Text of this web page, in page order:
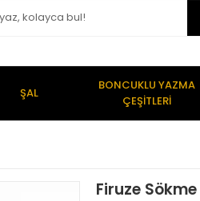
ŞAL
BONCUKLU YAZMA
ÇEŞİTLERİ
Firuze